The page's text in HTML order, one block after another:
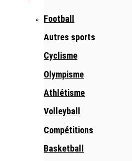
Football
Autres sports
Cyclisme
Olympisme
Athlétisme
Volleyball
Compétitions
Basketball